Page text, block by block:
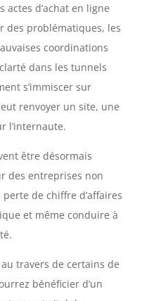
actes d’achat en ligne
des problématiques, les
coordinations
dans les tunnels
s’immiscer sur
renvoyer un site, une
l’internaute.
être désormais
des entreprises non
de chiffre d’affaires
et même conduire à
travers de certains de
bénéficier d’un